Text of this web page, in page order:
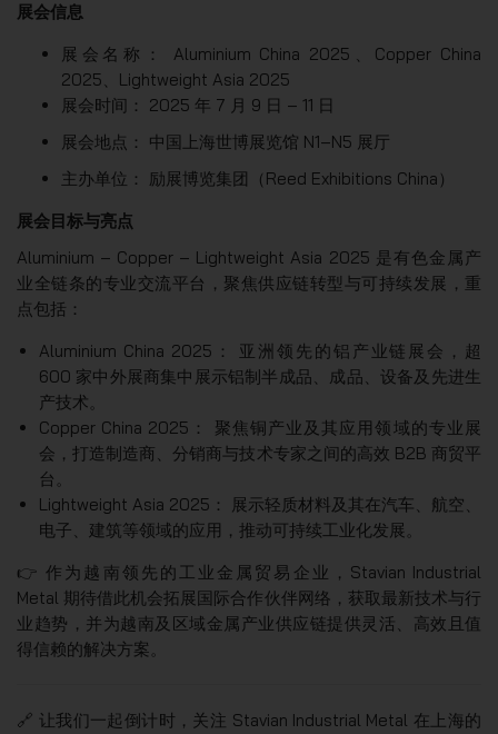
展会信息
展会名称： Aluminium China 2025、Copper China
2025、Lightweight Asia 2025
展会时间： 2025 年 7 月 9 日 – 11 日
展会地点： 中国上海世博展览馆 N1–N5 展厅
主办单位： 励展博览集团（Reed Exhibitions China）
展会目标与亮点
Aluminium – Copper – Lightweight Asia 2025 是有色金属产
业全链条的专业交流平台，聚焦供应链转型与可持续发展，重
点包括：
Aluminium China 2025： 亚洲领先的铝产业链展会，超
600 家中外展商集中展示铝制半成品、成品、设备及先进生
产技术。
Copper China 2025： 聚焦铜产业及其应用领域的专业展
会，打造制造商、分销商与技术专家之间的高效 B2B 商贸平
台。
Lightweight Asia 2025： 展示轻质材料及其在汽车、航空、
电子、建筑等领域的应用，推动可持续工业化发展。
👉 作为越南领先的工业金属贸易企业，Stavian Industrial
Metal 期待借此机会拓展国际合作伙伴网络，获取最新技术与行
业趋势，并为越南及区域金属产业供应链提供灵活、高效且值
得信赖的解决方案。
🔗 让我们一起倒计时，关注 Stavian Industrial Metal 在上海的